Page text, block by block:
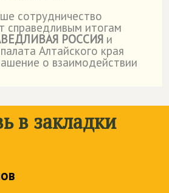
сотрудничество
справедливым итогам
РОССИЯ и
Алтайского края
о взаимодействии
в закладки